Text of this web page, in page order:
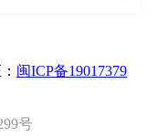
闽ICP备19017379
号